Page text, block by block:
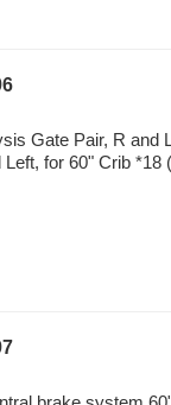
Gate Pair, R and
Left, for 60" Crib *18